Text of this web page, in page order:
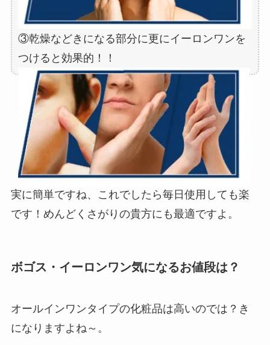
③乾燥などきになる部分に更にイーロンワンを
つけると効果的！！
実に簡単ですね、これでしたら毎日使用しても楽
です！めんどくさがりの貴方にも最適ですよ。
ボゴス・イーロンワン気になるお値段は？
オールインワンタイプの化粧品は高いのでは？き
になりますよね～。